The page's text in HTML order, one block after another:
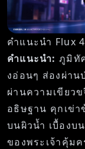
คำแนะนำ Flux
คำแนะนำ: ภูมิทั
งอ่อนๆ ส่องผ่าน
ผ่านความเขียว
อธิษฐาน คุกเข่า
บนผิวน้ำ เบื้องบ
ของพระเจ้าคุ้ม